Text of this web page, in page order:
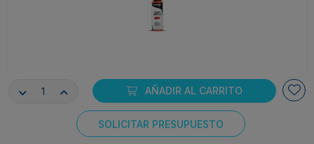
AÑADIR AL CARRITO
SOLICITAR PRESUPUESTO
V68619
Rojo Fluorescente
Agotado
13,90 € 11,12 €
Consentimiento de cookies